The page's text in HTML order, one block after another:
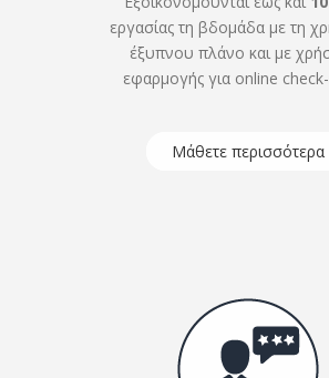
εργασίας τη βδομάδα με τη
έξυπνου πλάνο και με
εφαρμογής για online
Μάθετε περισσότερα